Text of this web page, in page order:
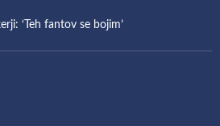
‘Teh fantov se bojim’